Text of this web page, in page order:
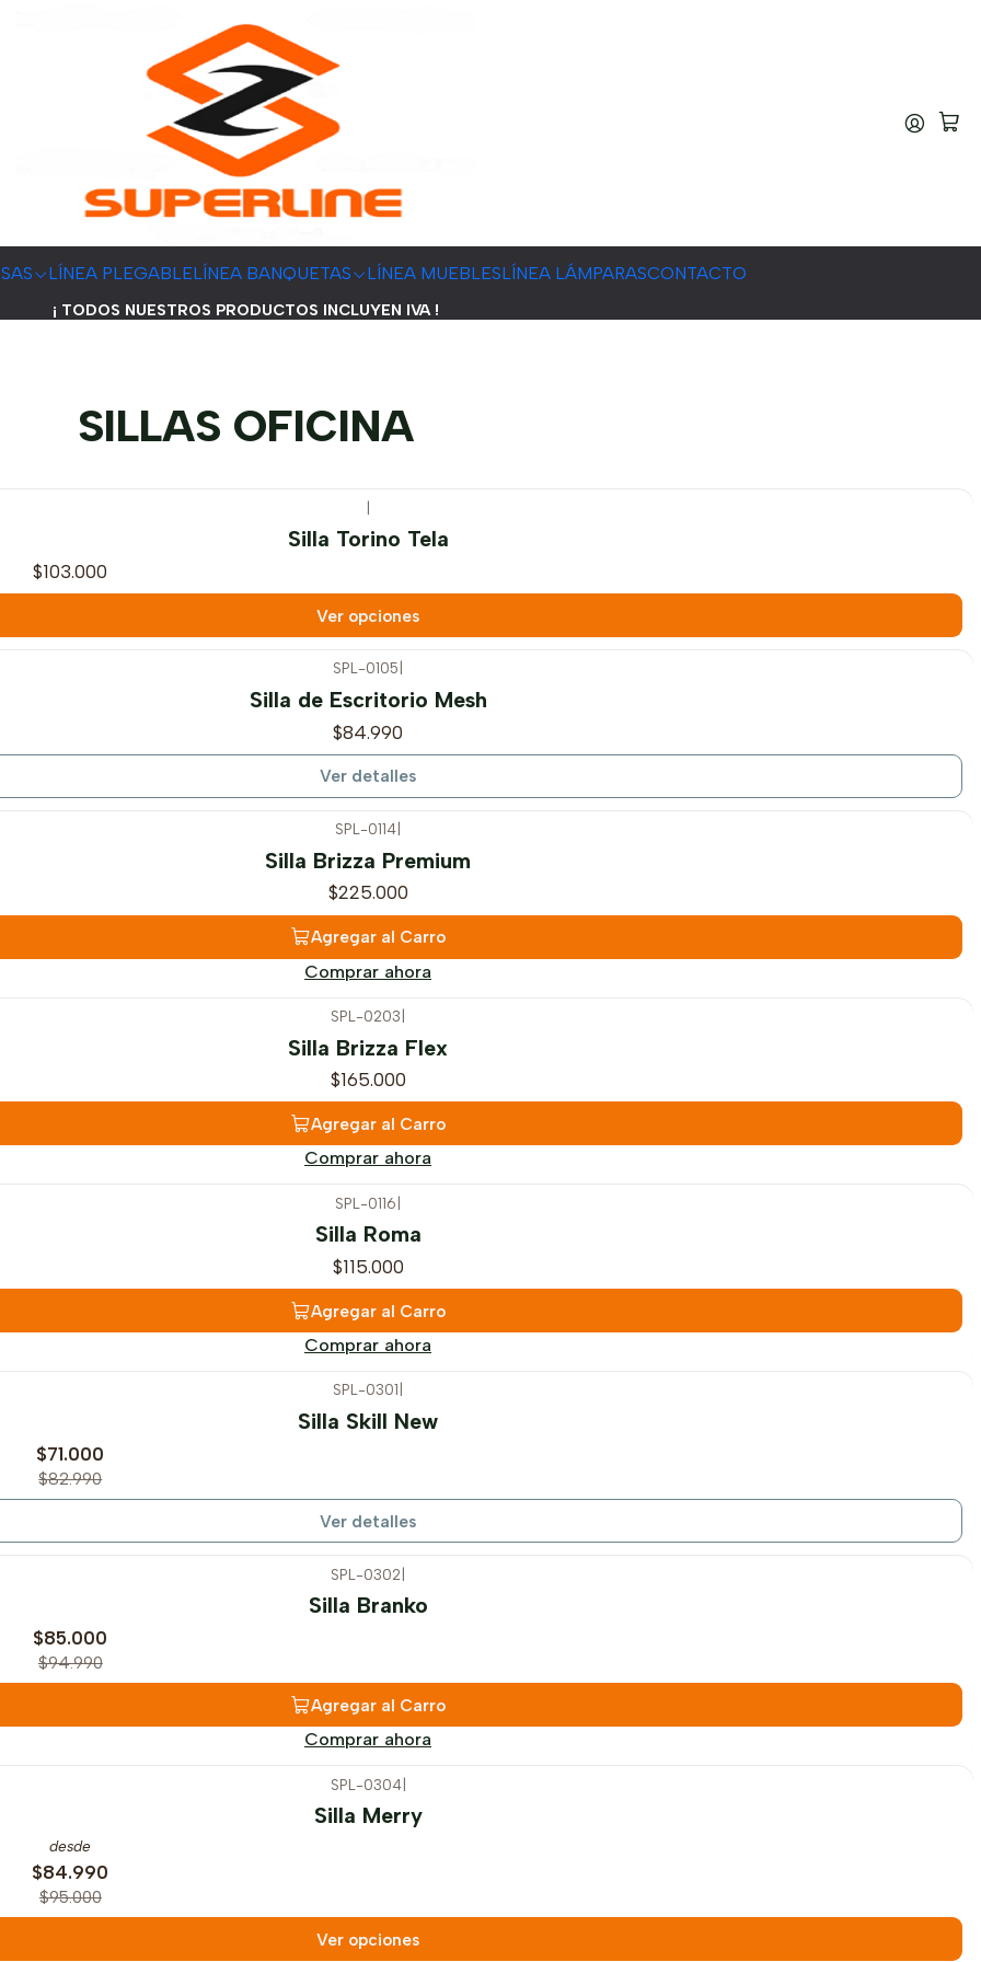
LÍNEA PLEGABLELÍNEA BANQUETAS LÍNEA MUEBLESLÍNEA LÁMPARASCONTACTO
¡ TODOS NUESTROS PRODUCTOS INCLUYEN IVA !
SILLAS OFICINA
|
Silla Torino Tela
$103.000
Ver opciones
SPL-0105
Silla de Escritorio Mesh
$84.990
Ver detalles
SPL-0114
Silla Brizza Premium
$225.000
Agregar al Carro
Comprar ahora
SPL-0203
Silla Brizza Flex
$165.000
Agregar al Carro
Comprar ahora
SPL-0116
Silla Roma
$115.000
Agregar al Carro
Comprar ahora
SPL-0301
Silla Skill New
$71.000
$82.990
Ver detalles
SPL-0302|
Silla Branko
$85.000
$94.990
Agregar al Carro
Comprar ahora
SPL-0304|
Silla Merry
desde
$84.990
$95.000
Ver opciones